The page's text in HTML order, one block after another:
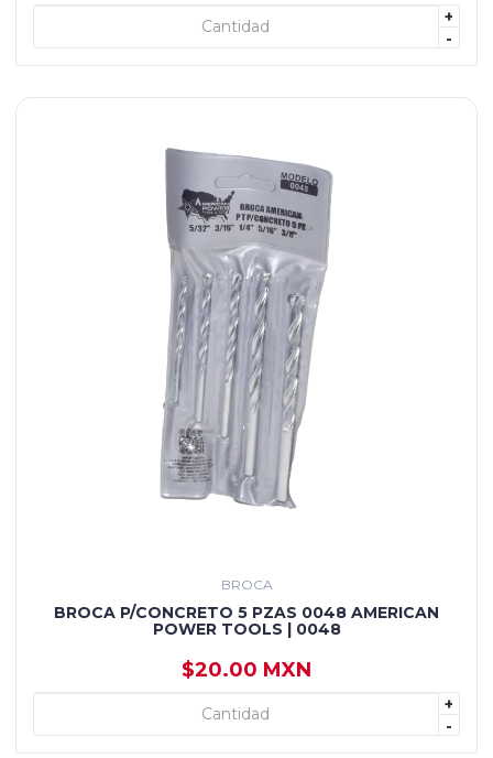
+
-
+ AGREGAR
BROCA
BROCA P/CONCRETO 5 PZAS 0048 AMERICAN
POWER TOOLS | 0048
$20.00 MXN
+
-
+ AGREGAR